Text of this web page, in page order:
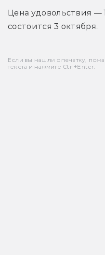
Цена удовольствия —
состоится 3 октября.
Если вы нашли опечатку,
текста и нажмите Ctrl+Enter.